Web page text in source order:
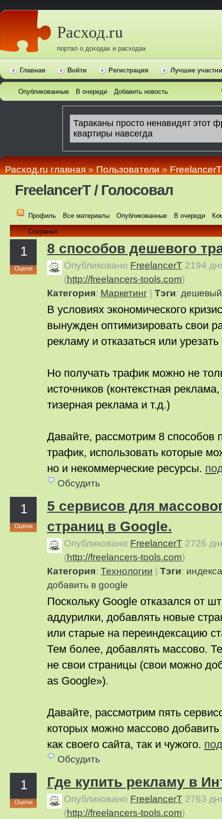
Расход.ru
портал о доходах и расходах
Главная Войти Регистрация Лучшие
Опубликованные В очереди Добавить новость
Расход.ru главная»Пользователи»FreelancerT
FreelancerT / Голосовал
Профиль Все материалы Опубликованные В очереди
Сохранил
1
Оцени
8 способов дешевого
Опубликовано FreelancerT 2194
(http://freelancers-tools.com)
Категория: Маркетинг Тэги:
В условиях экономического
вынужден оптимизировать свои
рекламу и отказаться или
Но получать трафик можно не
источников (контекстная
тизерная реклама и т.д.)
Давайте, рассмотрим 8 способов
трафик, использовать которые
но и некоммерческие ресурсы.
Обсудить
1
Оцени
5 сервисов для
страниц в Google.
Опубликовано FreelancerT 2726
(http://freelancers-tools.com)
Категория: Технологии Тэги:
добавить в google
Поскольку Google отказался от
аддурилки, добавлять новые
или старые на переиндексацию
Тем более, добавлять массово.
не свои страницы (свои можно
as Google»).
Давайте, рассмотрим пять
которых можно массово
как своего сайта, так и чужого.
Обсудить
1
Оцени
Где купить рекламу в
Опубликовано FreelancerT 2763
(http://freelancers-tools.com)